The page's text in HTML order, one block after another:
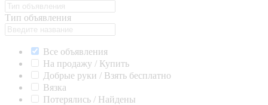
Тип объявления
Все объявления
На продажу / Купить
Добрые руки / Взять бесплатно
Вязка
Потерялись / Найдены